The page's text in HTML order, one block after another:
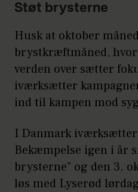
huden
En knude, som
kirtelvævet, kan få
sig indad eller
kan også blive
appelsin, hvis
Hudforandringer på
Rødme, irritation,
appelsinhud eller
Hvert år dør
danske
7-8 ud af 10
diagnosen
Brystkræft er
procent af
og BRCA2
Støt brysterne
Husk at oktober
brystkræftmåned, hvor
verden over sætter
iværksætter
ind til kampen mod
I Danmark
Bekæmpelse igen i år
brysterne” og den 3.
løs med Lyserød